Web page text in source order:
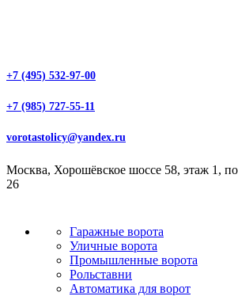
+7 (495) 532-97-00
+7 (985) 727-55-11
vorotastolicy@yandex.ru
Москва, Хорошёвское шоссе 58, этаж 1,
26
Гаражные ворота
Уличные ворота
Промышленные ворота
Рольставни
Автоматика для ворот